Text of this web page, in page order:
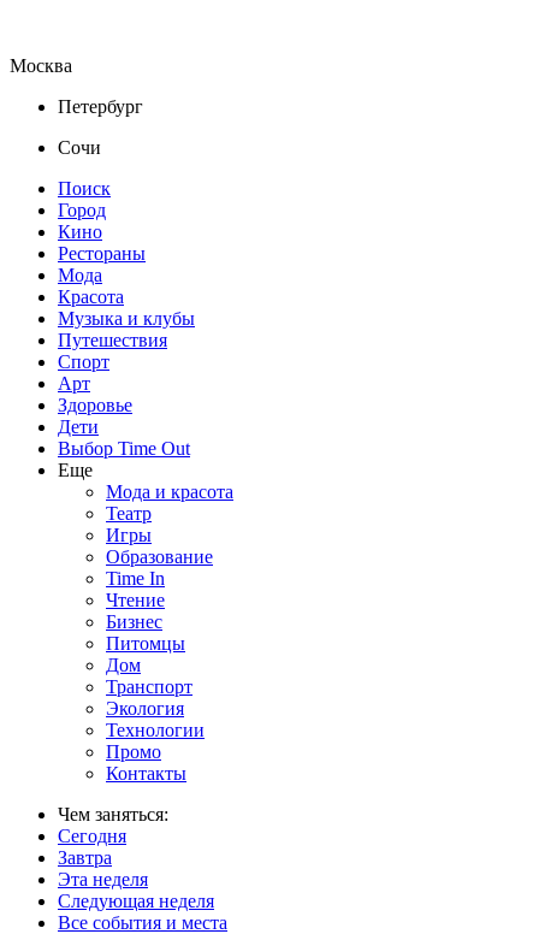
Москва
Петербург
Сочи
Поиск
Город
Кино
Рестораны
Мода
Красота
Музыка и клубы
Путешествия
Спорт
Арт
Здоровье
Дети
Выбор Time Out
Еще
Мода и красота
Театр
Игры
Образование
Time In
Чтение
Бизнес
Питомцы
Дом
Транспорт
Экология
Технологии
Промо
Контакты
Чем заняться:
Сегодня
Завтра
Эта неделя
Следующая неделя
Все события и места